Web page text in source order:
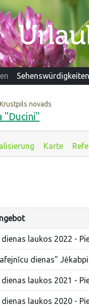
Sehenswürdigkeiten
novads
"Ducini"
Karte
laukos 2022 -
dienas"
laukos 2021 -
laukos 2020 -